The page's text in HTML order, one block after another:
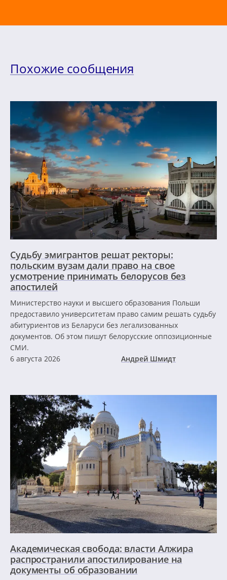
Похожие сообщения
Судьбу эмигрантов решат ректоры:
польским вузам дали право на свое
усмотрение принимать белорусов без
апостилей
Министерство науки и высшего образования Польши
предоставило университетам право самим решать судьбу
абитуриентов из Беларуси без легализованных
документов. Об этом пишут белорусские оппозиционные
СМИ.
6 августа 2026
Андрей Шмидт
Академическая свобода: власти Алжира
распространили апостилирование на
документы об образовании